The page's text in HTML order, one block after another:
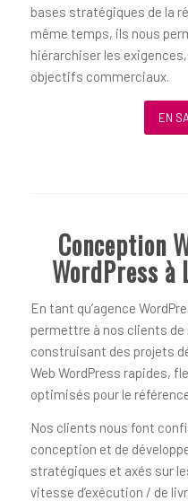
bases stratégiques de la
même temps, ils nous
hiérarchiser les
objectifs commerciaux.
EN
Conception
WordPress à
En tant qu’agence
permettre à nos clients
construisant des projets
Web WordPress rapides,
optimisés pour le
Nos clients nous font
conception et de
stratégiques et axés sur
vitesse d’exécution / de